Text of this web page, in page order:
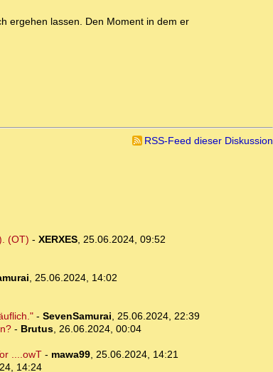
ergehen lassen. Den Moment in dem er
RSS-Feed dieser Diskussion
(OT) - XERXES, 25.06.2024, 09:52
, 25.06.2024, 14:02
- SevenSamurai, 25.06.2024, 22:39
- Brutus, 26.06.2024, 00:04
....owT- mawa99, 25.06.2024, 14:21
14:24